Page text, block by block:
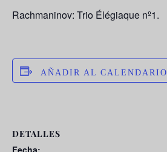
Rachmaninov: Trio Élégiaque nº1.
AÑADIR AL CALENDARIO
DETALLES